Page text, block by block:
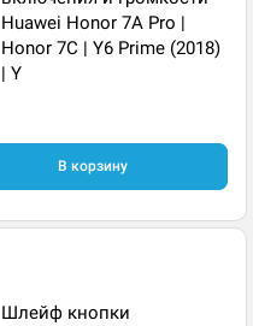
Huawei Honor 7A Pro |
Honor 7C | Y6 Prime (2018)
| Y
В корзину
Шлейф кнопки